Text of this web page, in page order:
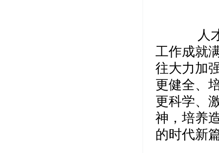
人才
工作成就
往大力加
更健全、
更科学、
神，培养
的时代新